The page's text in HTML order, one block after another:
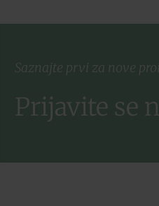
Saznajte prvi za nove
Prijavite se